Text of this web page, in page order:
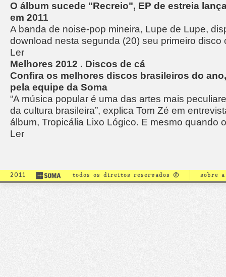
O álbum sucede "Recreio", EP de estreia
em 2011
A banda de noise-pop mineira, Lupe de Lupe,
download nesta segunda (20) seu primeiro disco
Ler
Melhores 2012 . Discos de cá
Confira os melhores discos brasileiros do
pela equipe da Soma
“A música popular é uma das artes mais
da cultura brasileira”, explica Tom Zé em
álbum, Tropicália Lixo Lógico. E mesmo quando
Ler
2011 todos os direitos reservados © sobre